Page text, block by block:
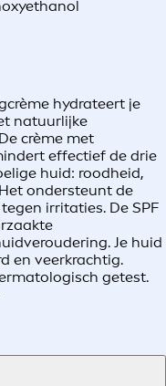
hydrateert je
natuurlijke
crème met
effectief de drie
huid: roodheid,
ondersteunt de
irritaties. De SPF
Je huid
en veerkrachtig.
getest.